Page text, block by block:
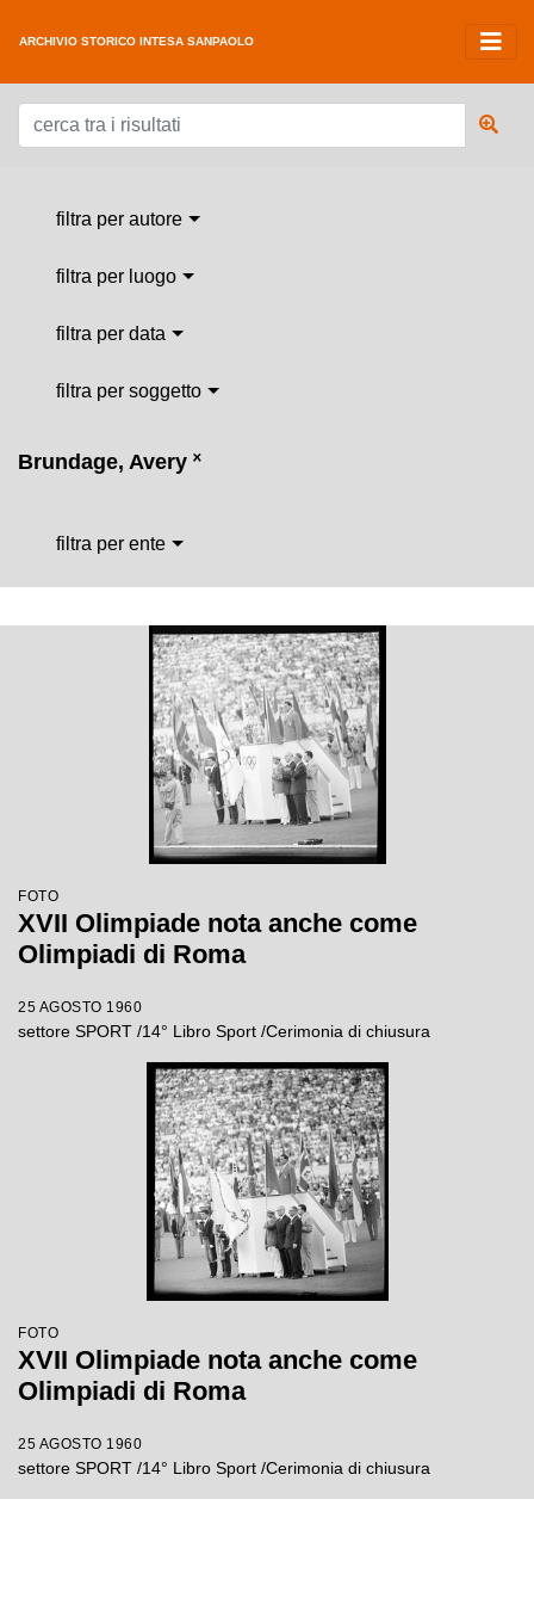
ARCHIVIO STORICO INTESA SANPAOLO
filtra per autore
filtra per luogo
filtra per data
filtra per soggetto
Brundage, Avery ˟
filtra per ente
FOTO
XVII Olimpiade nota anche come
Olimpiadi di Roma
25 AGOSTO 1960
settore SPORT /14° Libro Sport /Cerimonia di chiusura
FOTO
XVII Olimpiade nota anche come
Olimpiadi di Roma
25 AGOSTO 1960
settore SPORT /14° Libro Sport /Cerimonia di chiusura